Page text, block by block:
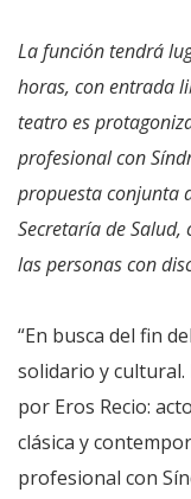
La función tendrá
horas, con entrada
teatro es
profesional con
propuesta conjunta
Secretaría de
las personas con
“En busca del fin
solidario y
por Eros Recio:
clásica y
profesional con